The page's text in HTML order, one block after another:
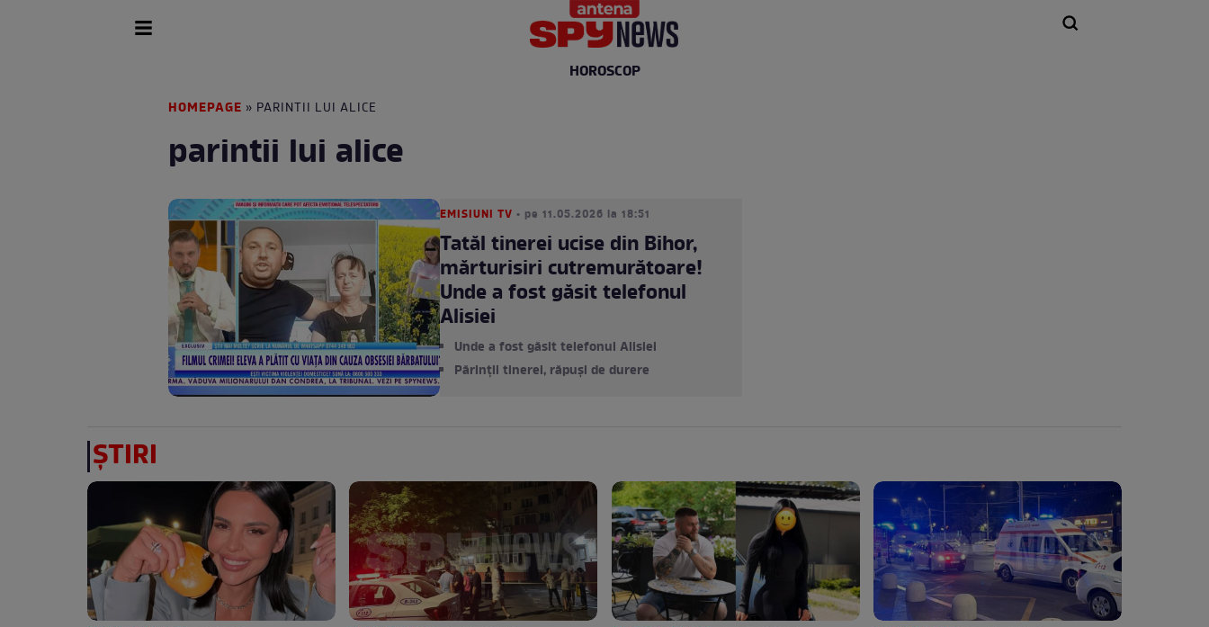
HOROSCOP
HOMEPAGE » PARINTII LUI ALICE
parintii lui alice
EMISIUNI TV • pe 11.05.2026 la 18:51
Tatăl tinerei ucise din Bihor,
mărturisiri cutremurătoare!
Unde a fost găsit telefonul
Alisiei
Unde a fost găsit telefonul Alisiei
Părinții tinerei, răpuși de durere
ȘTIRI